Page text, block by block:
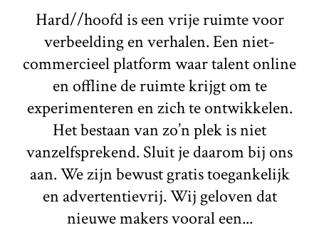
Hard//hoofd is een vrije ruimte voor
verbeelding en verhalen. Een niet-
commercieel platform waar talent online
en offline de ruimte krijgt om te
experimenteren en zich te ontwikkelen.
Het bestaan van zo’n plek is niet
vanzelfsprekend. Sluit je daarom bij ons
aan. We zijn bewust gratis toegankelijk
en advertentievrij. Wij geloven dat
nieuwe makers vooral een...